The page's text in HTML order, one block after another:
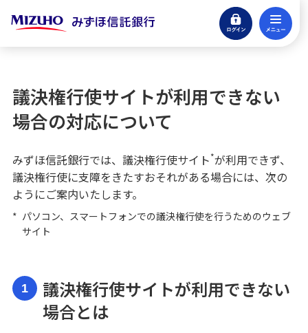
ログイン
閉じる
貯める・増やす
銀行預金・投資信託
引き継ぐ・遺す
信託商品・遺言整理
借りる
アパートローン
仲介・コンサルティング
ATM・店舗
議決権行使サイトが利用できない
場合の対応について
みずほ信託銀行では、議決権行使サイト*が利用できず、
議決権行使に支障をきたすおそれがある場合には、次の
ようにご案内いたします。
* パソコン、スマートフォンでの議決権行使を行うためのウェブ
サイト
1
議決権行使サイトが利用できない
場合とは